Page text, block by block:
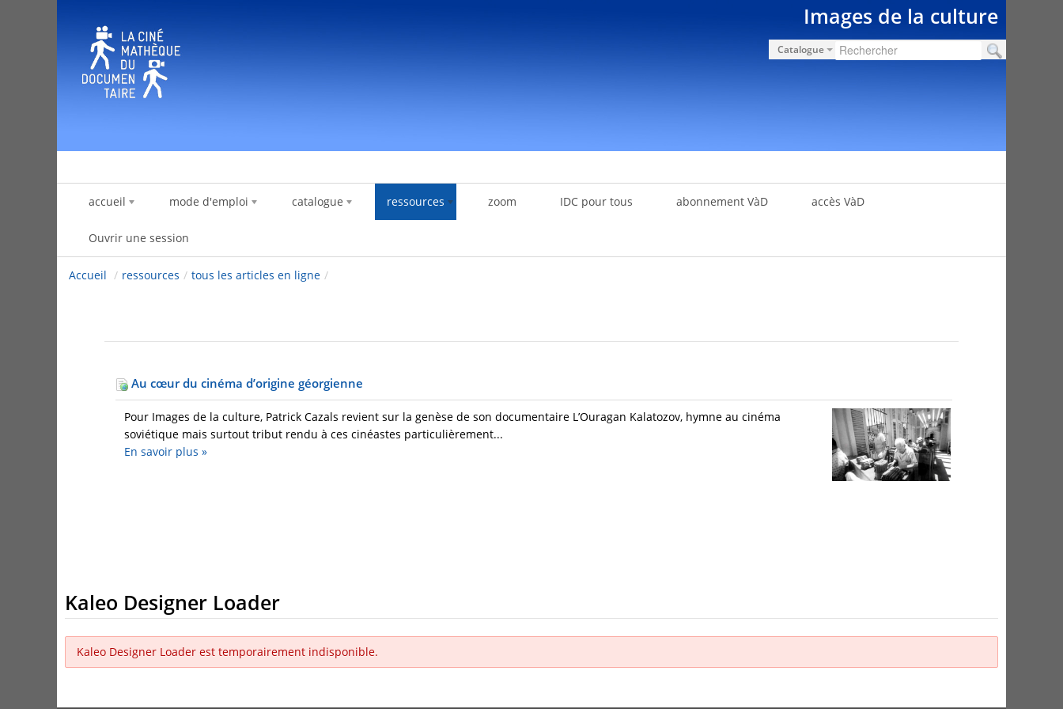
Images de la culture
Catalogue
accueil mode d'emploi catalogue ressources zoom IDC pour tous abonnement VàD accès VàD
Ouvrir une session
Accueil / ressources / tous les articles en ligne /
Au cœur du cinéma d’origine géorgienne
Pour Images de la culture, Patrick Cazals revient sur la genèse de son documentaire L’Ouragan Kalatozov, hymne au cinéma
soviétique mais surtout tribut rendu à ces cinéastes particulièrement...
En savoir plus »
Kaleo Designer Loader
Kaleo Designer Loader est temporairement indisponible.